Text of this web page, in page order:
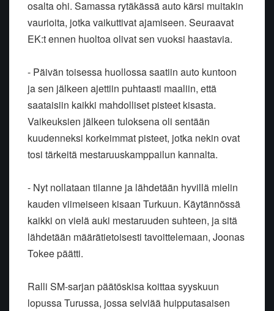
osalta ohi. Samassa rytäkässä auto kärsi muitakin
vaurioita, jotka vaikuttivat ajamiseen. Seuraavat
EK:t ennen huoltoa olivat sen vuoksi haastavia.
- Päivän toisessa huollossa saatiin auto kuntoon
ja sen jälkeen ajettiin puhtaasti maaliin, että
saataisiin kaikki mahdolliset pisteet kisasta.
Vaikeuksien jälkeen tuloksena oli sentään
kuudenneksi korkeimmat pisteet, jotka nekin ovat
tosi tärkeitä mestaruuskamppailun kannalta.
- Nyt nollataan tilanne ja lähdetään hyvillä mielin
kauden viimeiseen kisaan Turkuun. Käytännössä
kaikki on vielä auki mestaruuden suhteen, ja sitä
lähdetään määrätietoisesti tavoittelemaan, Joonas
Tokee päätti.
Ralli SM-sarjan päätöskisa koittaa syyskuun
lopussa Turussa, jossa selviää huipputasaisen